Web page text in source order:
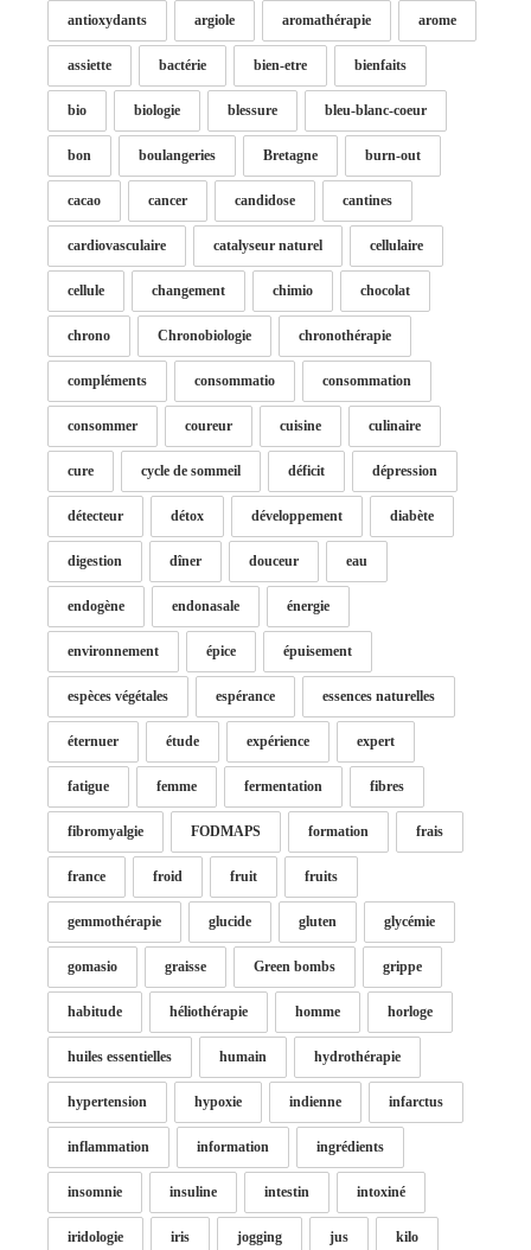
antioxydants argiole aromathérapie arome
assiette bactérie bien-etre bienfaits
bio biologie blessure bleu-blanc-coeur
bon boulangeries Bretagne burn-out
cacao cancer candidose cantines
cardiovasculaire catalyseur naturel cellulaire
cellule changement chimio chocolat
chrono Chronobiologie chronothérapie
compléments consommatio consommation
consommer coureur cuisine culinaire
cure cycle de sommeil déficit dépression
détecteur détox développement diabète
digestion dîner douceur eau
endogène endonasale énergie
environnement épice épuisement
espèces végétales espérance essences naturelles
éternuer étude expérience expert
fatigue femme fermentation fibres
fibromyalgie FODMAPS formation frais
france froid fruit fruits
gemmothérapie glucide gluten glycémie
gomasio graisse Green bombs grippe
habitude héliothérapie homme horloge
huiles essentielles humain hydrothérapie
hypertension hypoxie indienne infarctus
inflammation information ingrédients
insomnie insuline intestin intoxiné
iridologie iris jogging jus kilo